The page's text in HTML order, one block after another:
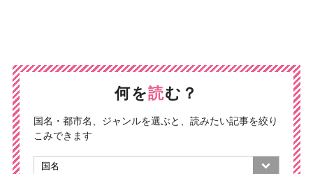
何を読む？
国名・都市名、ジャンルを選ぶと、読みたい記事を絞り
こみできます